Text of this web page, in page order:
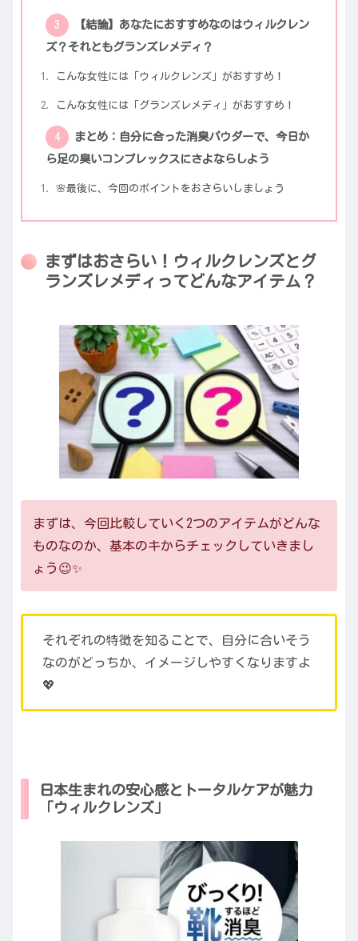
【結論】あなたにおすすめなのはウィルクレン
ズ？それともグランズレメディ？
こんな女性には「ウィルクレンズ」がおすすめ！
こんな女性には「グランズレメディ」がおすすめ！
まとめ：自分に合った消臭パウダーで、今日か
ら足の臭いコンプレックスにさよならしよう
🌸最後に、今回のポイントをおさらいしましょう
まずはおさらい！ウィルクレンズとグ
ランズレメディってどんなアイテム？
まずは、今回比較していく2つのアイテムがどんな
ものなのか、基本のキからチェックしていきまし
ょう😉✨
それぞれの特徴を知ることで、自分に合いそう
なのがどっちか、イメージしやすくなりますよ
💖
日本生まれの安心感とトータルケアが魅力
「ウィルクレンズ」